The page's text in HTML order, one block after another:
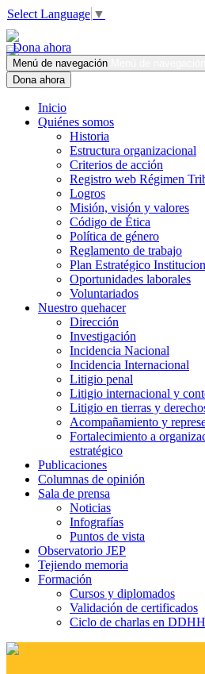
Select Language ▼
Dona ahora
Menú de navegación
Dona ahora
Inicio
Quiénes somos
Historia
Estructura organizacional
Criterios de acción
Registro web Régimen
Logros
Misión, visión y valores
Código de Ética
Política de género
Reglamento de trabajo
Plan Estratégico
Oportunidades laborales
Voluntariados
Nuestro quehacer
Dirección
Investigación
Incidencia Nacional
Incidencia Internacional
Litigio penal
Litigio internacional y
Litigio en tierras y
Acompañamiento y
Fortalecimiento a
estratégico
Publicaciones
Columnas de opinión
Sala de prensa
Noticias
Infografías
Puntos de vista
Observatorio JEP
Tejiendo memoria
Formación
Cursos y diplomados
Validación de certificados
Ciclo de charlas en